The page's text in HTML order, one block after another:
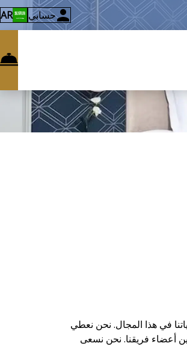
حسابي AR
في هذا المجال. نحن نعطي
أعضاء فريقنا. نحن نسعى